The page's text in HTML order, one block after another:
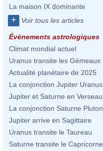
La maison IX dominante
+ Voir tous les articles
Évènements astrologiques
Climat mondial actuel
Uranus transite les Gémeaux
Actualité planétaire de 2025
La conjonction Jupiter Uranus
Jupiter et Saturne en Verseau
La conjonction Saturne Pluton
Jupiter arrive en Sagittaire
Uranus transite le Taureau
Saturne transite le Capricorne